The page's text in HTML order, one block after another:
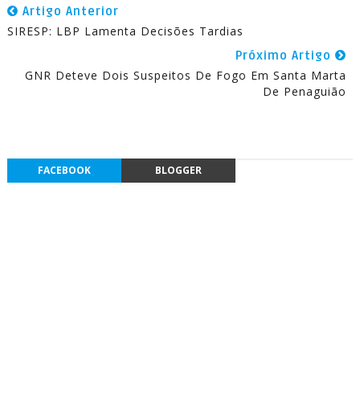
Artigo Anterior
SIRESP: LBP Lamenta Decisões Tardias
Próximo Artigo
GNR Deteve Dois Suspeitos De Fogo Em Santa Marta
De Penaguião
FACEBOOK BLOGGER